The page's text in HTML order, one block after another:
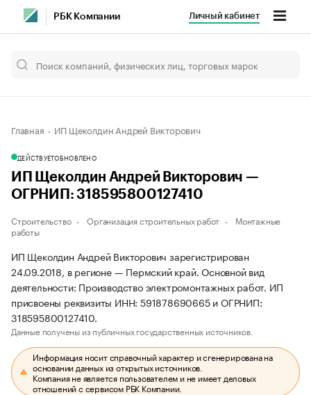
РБК Компании Личный кабинет
Главная ИП Щеколдин Андрей Викторович
ДЕЙСТВУЕТОБНОВЛЕНО
ИП Щеколдин Андрей Викторович —
ОГРНИП: 318595800127410
Строительство Организация строительных работ
Монтажные
работы
ИП Щеколдин Андрей Викторович зарегистрирован
24.09.2018, в регионе — Пермский край. Основной вид
деятельности: Производство электромонтажных работ. ИП
присвоены реквизиты ИНН: 591878690665 и ОГРНИП:
318595800127410.
Данные получены из публичных государственных источников.
Информация носит справочный характер и сгенерирована на
основании данных из открытых источников.
Компания не является пользователем и не имеет деловых
отношений с сервисом РБК Компании.